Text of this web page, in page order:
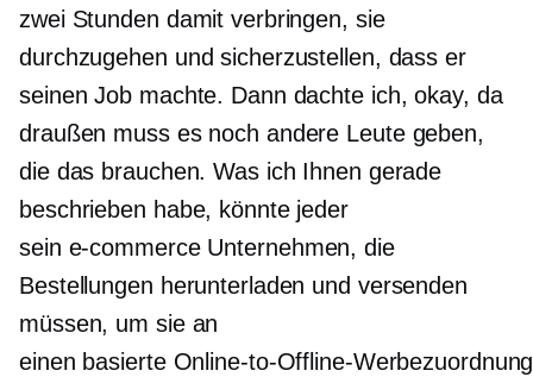
zwei Stunden damit verbringen, sie
durchzugehen und sicherzustellen, dass er
seinen Job machte. Dann dachte ich, okay, da
draußen muss es noch andere Leute geben,
die das brauchen. Was ich Ihnen gerade
beschrieben habe, könnte jeder
sein e-commerceUnternehmen, die
Bestellungen herunterladen und versenden
müssen, um sie an
einen basierte Online-to-Offline-